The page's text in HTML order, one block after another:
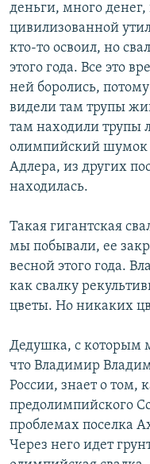
деньги, много
цивилизованной
кто-то освоил, но
этого года. Все это
ней боролись,
видели там трупы
там находили трупы
олимпийский шумок
Адлера, из других
находилась.
Такая гигантская
мы побывали, ее
весной этого года.
как свалку
цветы. Но никаких
Дедушка, с которым
что Владимир
России, знает о том,
предолимпийского
проблемах поселка
Через него идет